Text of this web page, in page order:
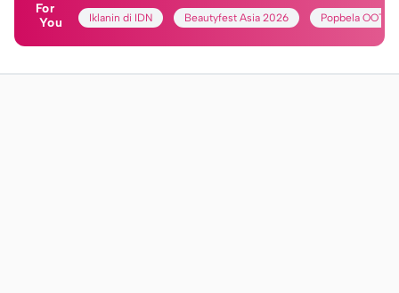
For
You
Iklanin di IDN Beautyfest Asia 2026 Popbela OOTD